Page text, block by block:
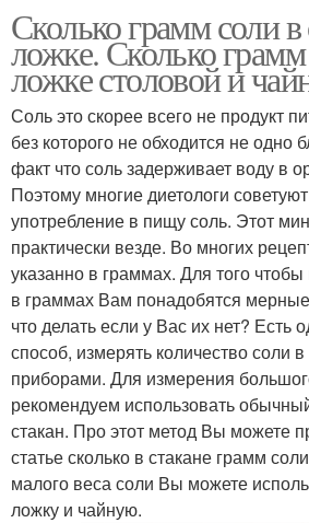
Сколько грамм соли
ложке. Сколько
ложке столовой и
Соль это скорее всего не продукт
без которого не обходится не одно
факт что соль задерживает воду в
Поэтому многие диетологи
употребление в пищу соль. Этот
практически везде. Во многих
указанно в граммах. Для того
в граммах Вам понадобятся
что делать если у Вас их нет? Есть
способ, измерять количество соли
приборами. Для измерения
рекомендуем использовать
стакан. Про этот метод Вы можете
статье сколько в стакане грамм
малого веса соли Вы можете
ложку и чайную.